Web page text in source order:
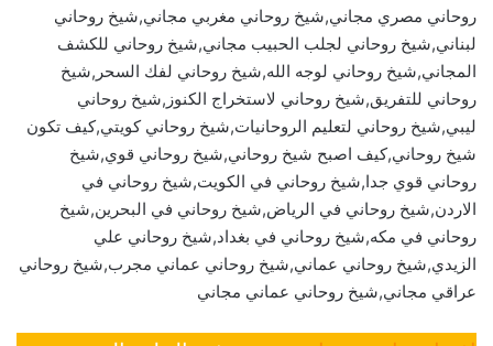
روحاني مصري مجاني,شيخ روحاني مغربي مجاني,شيخ روحاني
لبناني,شيخ روحاني لجلب الحبيب مجاني,شيخ روحاني للكشف
المجاني,شيخ روحاني لوجه الله,شيخ روحاني لفك السحر,شيخ
روحاني للتفريق,شيخ روحاني لاستخراج الكنوز,شيخ روحاني
ليبي,شيخ روحاني لتعليم الروحانيات,شيخ روحاني كويتي,كيف تكون
شيخ روحاني,كيف اصبح شيخ روحاني,شيخ روحاني قوي,شيخ
روحاني قوي جدا,شيخ روحاني في الكويت,شيخ روحاني في
الاردن,شيخ روحاني في الرياض,شيخ روحاني في البحرين,شيخ
روحاني في مكه,شيخ روحاني في بغداد,شيخ روحاني علي
الزيدي,شيخ روحاني عماني,شيخ روحاني عماني مجرب,شيخ روحاني
عراقي مجاني,شيخ روحاني عماني مجاني